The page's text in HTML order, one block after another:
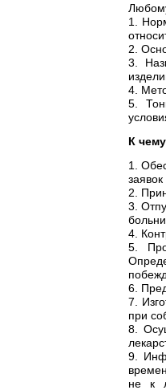
1.
2.
3.
4.
5.
К
1.
2.
3.
4.
5.
6.
7.
при
8.
9.
не к